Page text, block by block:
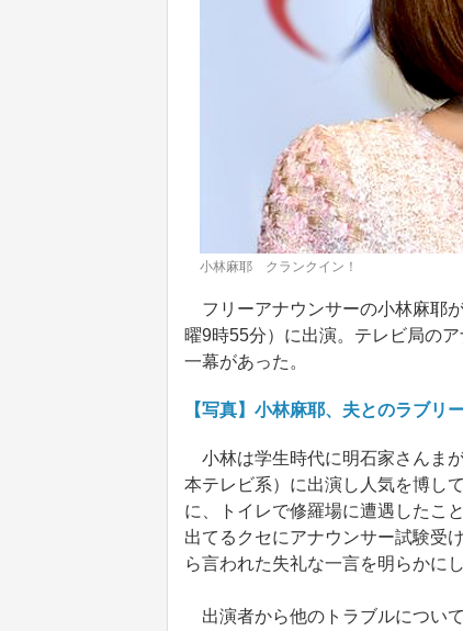
小林麻耶 クランクイン！
フリーアナウンサーの小林麻耶
曜9時55分）に出演。テレビ局の
一幕があった。
【写真】小林麻耶、夫とのラブリ
小林は学生時代に明石家さんま
本テレビ系）に出演し人気を博し
に、トイレで修羅場に遭遇したこ
出てるクセにアナウンサー試験受
ら言われた失礼な一言を明らかにし
出演者から他のトラブルについ